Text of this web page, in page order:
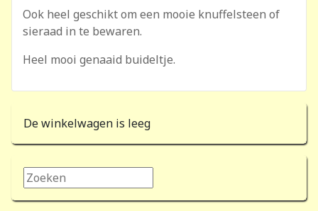
Ook heel geschikt om een mooie knuffelsteen of
sieraad in te bewaren.
Heel mooi genaaid buideltje.
De winkelwagen is leeg
Zoeken...